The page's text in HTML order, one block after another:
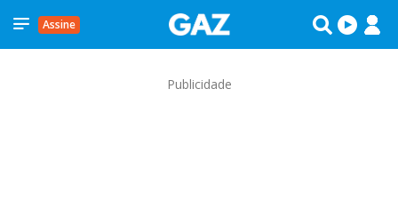
Assine
Publicidade